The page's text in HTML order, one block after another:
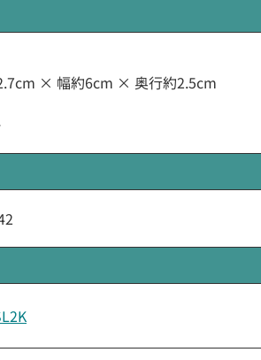
× 幅約6cm × 奥行約2.5cm